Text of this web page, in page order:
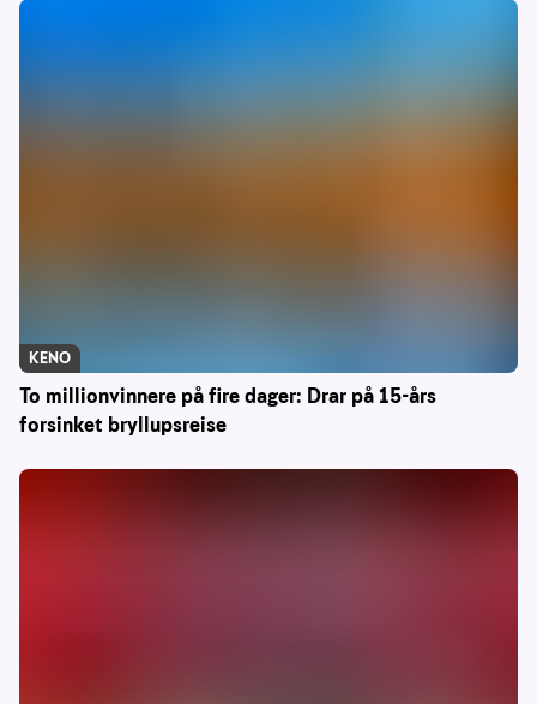
To millionvinnere på fire dager: Drar på 15-års
forsinket bryllupsreise
KENO